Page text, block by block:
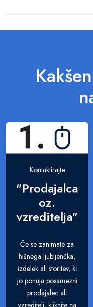
1.
Kontaktirajte
"Prodajalca
oz.
vzreditelja"
Če se zanimate za
hišnega ljubljenčka,
izdelek ali storitev, ki
jo ponuja posamezni
prodajalec ali